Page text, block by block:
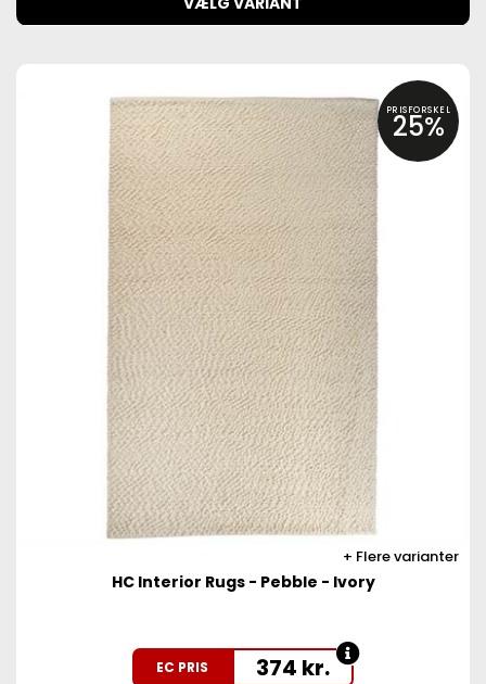
PRISFORSKEL
25%
Flere varianter
HC Interior Rugs - Pebble - Ivory
EC PRIS 374 kr.